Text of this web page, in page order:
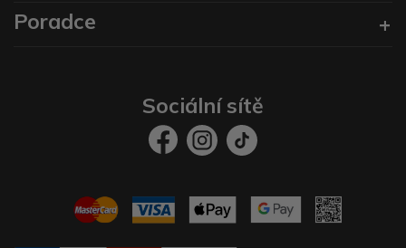
Poradce
Sociální sítě